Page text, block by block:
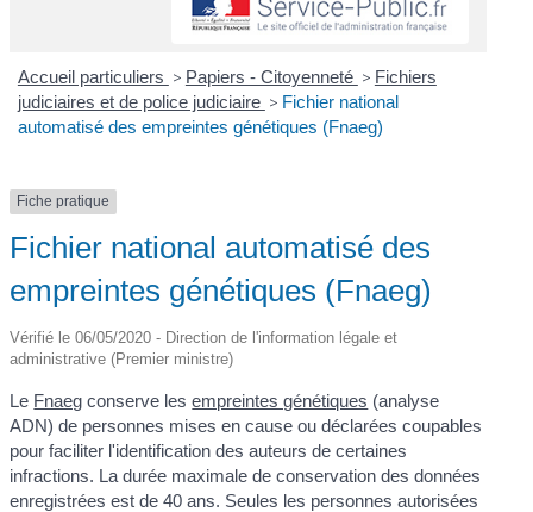
Accueil particuliers > Papiers - Citoyenneté > Fichiers
judiciaires et de police judiciaire > Fichier national
automatisé des empreintes génétiques (Fnaeg)
Fiche pratique
Fichier national automatisé des
empreintes génétiques (Fnaeg)
Vérifié le 06/05/2020 - Direction de l'information légale et
administrative (Premier ministre)
Le Fnaeg conserve lesempreintes génétiques (analyse
ADN) de personnes mises en cause ou déclarées coupables
pour faciliter l'identification des auteurs de certaines
infractions. La durée maximale de conservation des données
enregistrées est de 40 ans. Seules les personnes autorisées